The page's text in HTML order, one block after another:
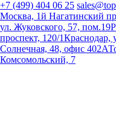
+7 (499) 404 06 25
Москва, 1й Нагатинский
ул. Жуковского, 57, пом.19
проспект, 120/1Краснодар,
Солнечная, 48, офис 402А
Комсомольский, 7